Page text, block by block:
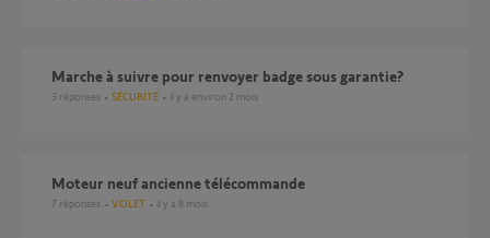
marche à suivre pour renvoyer badge sous garantie?
3 réponses SÉCURITÉ il y a environ 2 mois
moteur neuf ancienne télécommande
7 réponses VOLET il y a 8 mois